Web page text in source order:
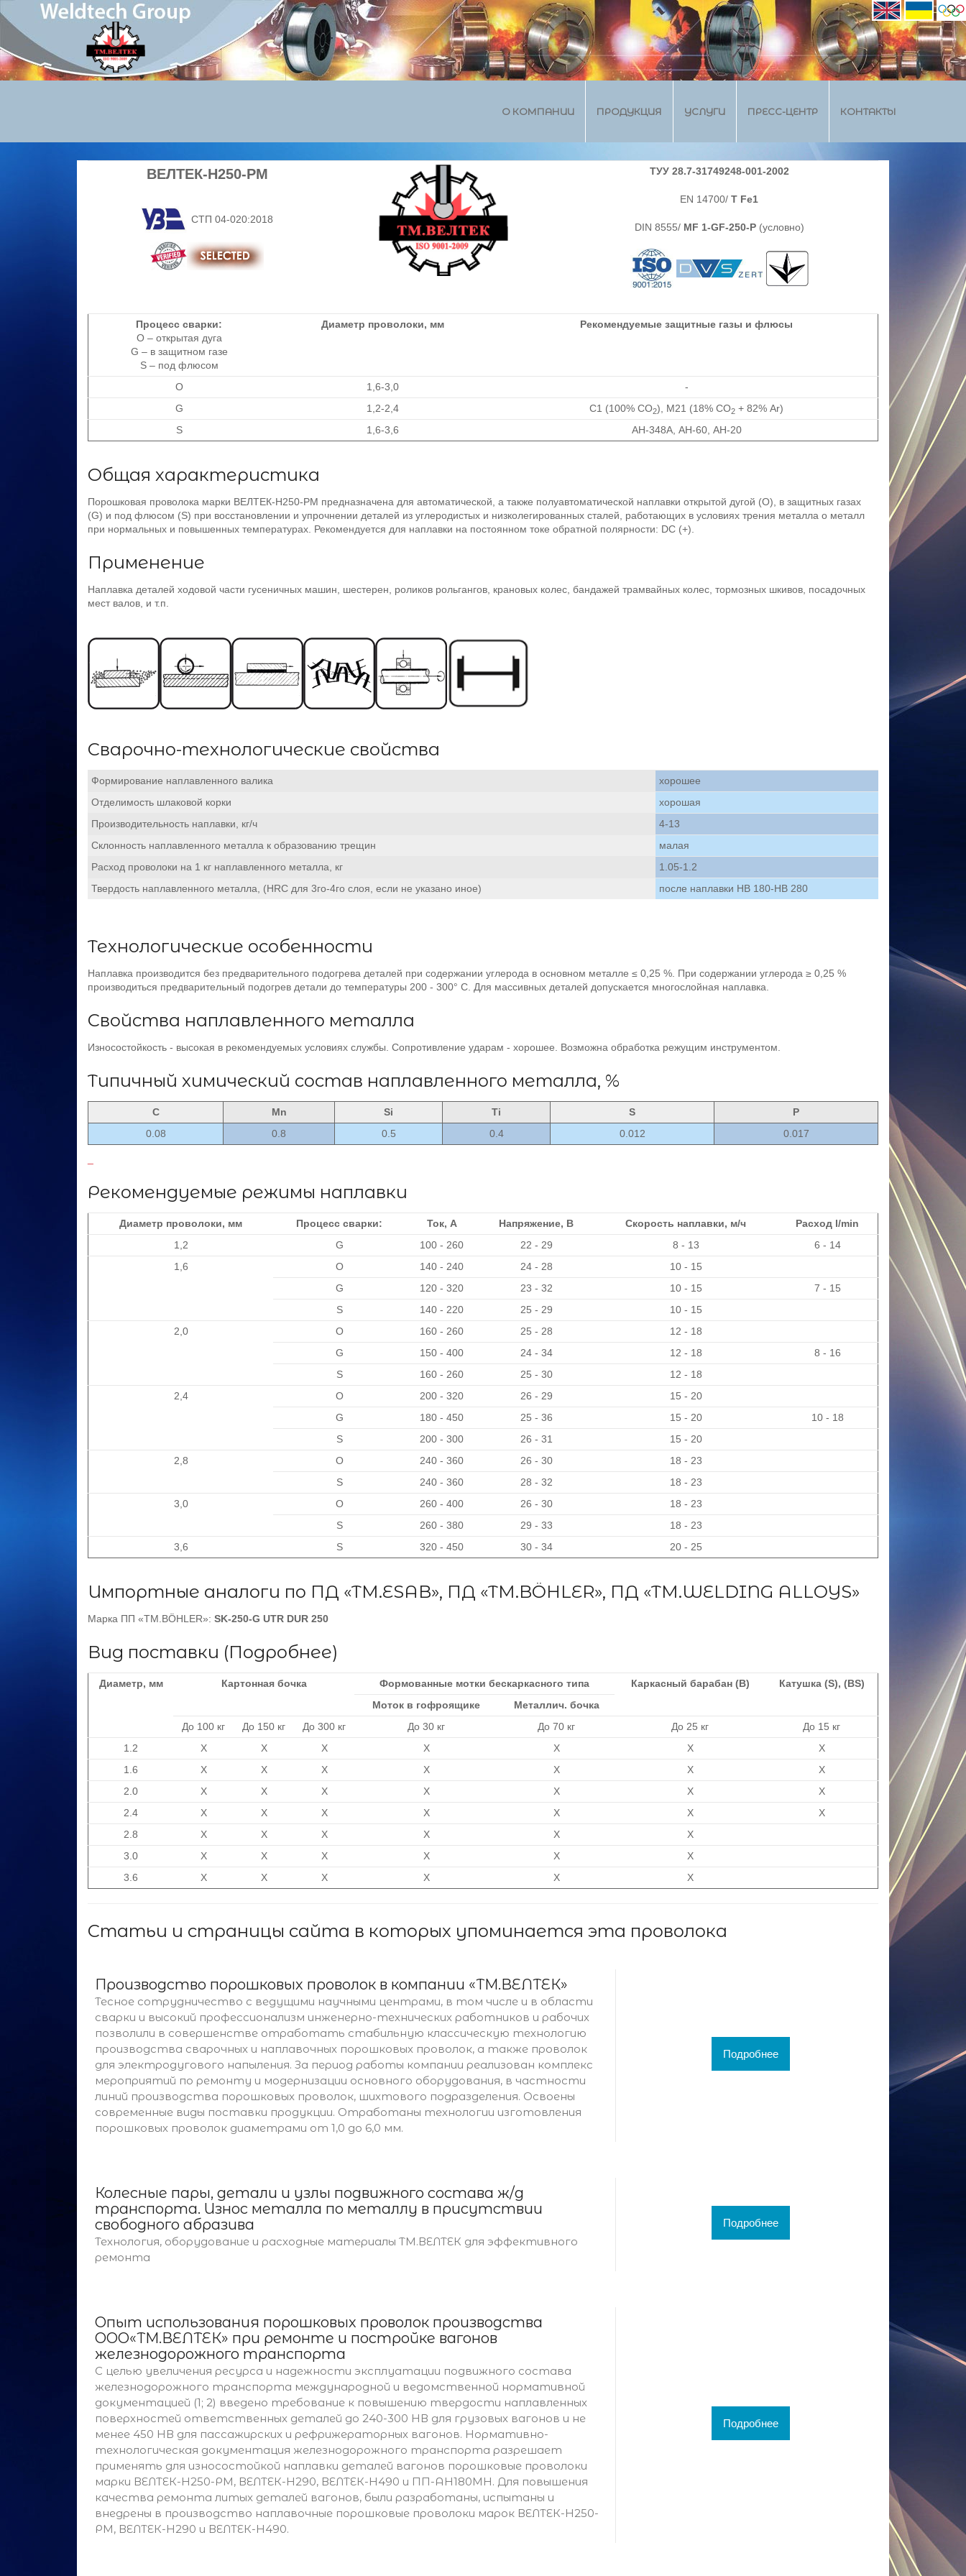
О КОМПАНИИ ПРОДУКЦИЯ УСЛУГИ ПРЕСС-ЦЕНТР КОНТАКТЫ
ВЕЛТЕК-Н250-РМ
СТП 04-020:2018
ТУУ 28.7-31749248-001-2002
EN 14700/ T Fe1
DIN 8555/ MF 1-GF-250-P(условно)
Процесс сварки:
О – открытая дуга
G – в защитном газе
S – под флюсом
Диаметр проволоки, мм Рекомендуемые защитные газы и флюсы
О 1,6-3,0
-
G
1,2-2,4 С1 (100% СО2), М21 (18% СО2 + 82% Ar)
S
1,6-3,6 АН-348А, АН-60, АН-20
Общая характеристика
Порошковая проволока марки ВЕЛТЕК-Н250-РМ предназначена для автоматической, а также полуавтоматической наплавки открытой дугой (О), в защитных газах
(G) и под флюсом (S) при восстановлении и упрочнении деталей из углеродистых и низколегированных сталей, работающих в условиях трения металла о металл
при нормальных и повышенных температурах. Рекомендуется для наплавки на постоянном токе обратной полярности: DC (+).
Применение
Наплавка деталей ходовой части гусеничных машин, шестерен, роликов рольгангов, крановых колес, бандажей трамвайных колес, тормозных шкивов, посадочных
мест валов, и т.п.
Сварочно-технологические свойства
Формирование наплавленного валика
хорошее
Отделимость шлаковой корки
хорошая
Производительность наплавки, кг/ч
4-13
Склонность наплавленного металла к образованию трещин
малая
Расход проволоки на 1 кг наплавленного металла, кг
1.05-1.2
Твердость наплавленного металла, (HRC для 3го-4го слоя, если не указано иное)
после наплавки HB 180-HB 280
Технологические особенности
Наплавка производится без предварительного подогрева деталей при содержании углерода в основном металле ≤ 0,25 %. При содержании углерода ≥ 0,25 %
производиться предварительный подогрев детали до температуры 200 - 300° С. Для массивных деталей допускается многослойная наплавка.
Свойства наплавленного металла
Износостойкость - высокая в рекомендуемых условиях службы. Сопротивление ударам - хорошее. Возможна обработка режущим инструментом.
Типичный химический состав наплавленного металла, %
C Mn Si Ti S
P
0.08
0.8 0.5 0.4 0.012 0.017
Рекомендуемые режимы наплавки
Диаметр проволоки, мм Процесс сварки: Ток, А Напряжение, В Скорость наплавки, м/ч
Расход l/min
1,2
G 100 - 260 22 - 29 8 - 13
6 - 14
1,6
O 140 - 240 24 - 28
10 - 15
G
120 - 320 23 - 32 10 - 15
7 - 15
S
140 - 220 25 - 29
10 - 15
2,0
O 160 - 260 25 - 28
12 - 18
G
150 - 400 24 - 34 12 - 18
8 - 16
S
160 - 260 25 - 30
12 - 18
2,4
O 200 - 320 26 - 29
15 - 20
G
180 - 450 25 - 36 15 - 20
10 - 18
S
200 - 300 26 - 31
15 - 20
2,8
O 240 - 360 26 - 30
18 - 23
S
240 - 360 28 - 32
18 - 23
3,0
O 260 - 400 26 - 30
18 - 23
S
260 - 380 29 - 33
18 - 23
3,6
S 320 - 450 30 - 34 20 - 25
Импортные аналоги по ПД «ТМ.ESAB», ПД «ТМ.BÖHLER», ПД «ТМ.WELDING ALLOYS»
Марка ПП «ТМ.BÖHLER»: SK-250-G UTR DUR 250
Вид поставки (Подробнее)
Диаметр, мм Картонная бочка Формованные мотки бескаркасного типа Каркасный барабан (B)
Катушка (S), (BS)
Моток в гофроящике
Металлич. бочка
До 100 кг
До 150 кг До 300 кг До 30 кг До 70 кг До 25 кг
До 15 кг
1.2
X X X X X X
X
1.6
X X X X X X
X
2.0
X X X X X X
X
2.4
X X X X X X
X
2.8
X X X X X
X
3.0
X X X X X
X
3.6
X X X X X X
Статьи и страницы сайта в которых упоминается эта проволока
Производство порошковых проволок в компании «ТМ.ВЕЛТЕК»
Тесное сотрудничество с ведущими научными центрами, в том числе и в области
сварки и высокий профессионализм инженерно-технических работников и рабочих
позволили в совершенстве отработать стабильную классическую технологию
производства сварочных и наплавочных порошковых проволок, а также проволок
для электродугового напыления. За период работы компании реализован комплекс
мероприятий по ремонту и модернизации основного оборудования, в частности
линий производства порошковых проволок, шихтового подразделения. Освоены
современные виды поставки продукции. Отработаны технологии изготовления
порошковых проволок диаметрами от 1,0 до 6,0 мм.
Подробнее
Колесные пары, детали и узлы подвижного состава ж/д
транспорта. Износ металла по металлу в присутствии
свободного абразива
Технология, оборудование и расходные материалы ТМ.ВЕЛТЕК для эффективного
ремонта
Подробнее
Опыт использования порошковых проволок производства
ООО«ТМ.ВЕЛТЕК» при ремонте и постройке вагонов
железнодорожного транспорта
С целью увеличения ресурса и надежности эксплуатации подвижного состава
железнодорожного транспорта международной и ведомственной нормативной
документацией (1; 2) введено требование к повышению твердости наплавленных
поверхностей ответственных деталей до 240-300 НВ для грузовых вагонов и не
менее 450 НВ для пассажирских и рефрижераторных вагонов. Нормативно-
технологическая документация железнодорожного транспорта разрешает
применять для износостойкой наплавки деталей вагонов порошковые проволоки
марки ВЕЛТЕК-Н250-РМ, ВЕЛТЕК-Н290, ВЕЛТЕК-Н490 и ПП-АН180МН. Для повышения
качества ремонта литых деталей вагонов, были разработаны, испытаны и
внедрены в производство наплавочные порошковые проволоки марок ВЕЛТЕК-Н250-
РМ, ВЕЛТЕК-Н290 и ВЕЛТЕК-Н490.
Подробнее